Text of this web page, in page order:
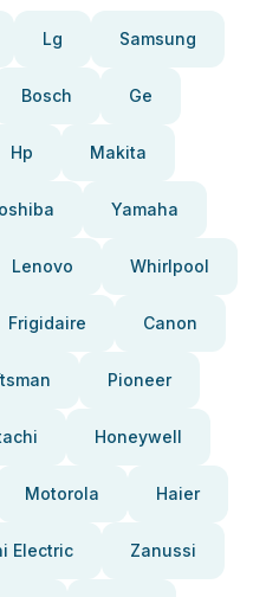
Lg Samsung
Bosch Ge
Hp Makita
Yamaha
Lenovo Whirlpool
Frigidaire Canon
Pioneer
Honeywell
Motorola Haier
Electric Zanussi